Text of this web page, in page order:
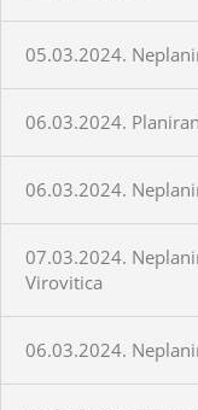
05.03.2024.
06.03.2024.
06.03.2024.
07.03.2024.
Virovitica
06.03.2024.